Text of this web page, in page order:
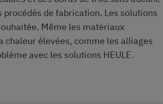
de fabrication. Les solutions
Même les matériaux
chaleur élevées, comme les alliages
avec les solutions HEULE.